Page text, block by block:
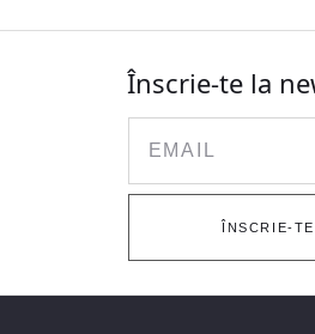
Înscrie-te la
ÎNSCRIE-TE